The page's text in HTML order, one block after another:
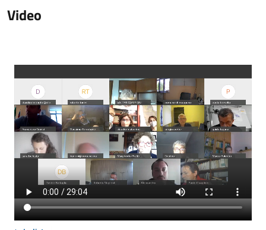
Video